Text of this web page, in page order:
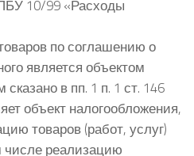
10/99 «Расходы
по соглашению о
является объектом
в пп. 1 п. 1 ст. 146
объект налогообложения,
товаров (работ, услуг)
числе реализацию